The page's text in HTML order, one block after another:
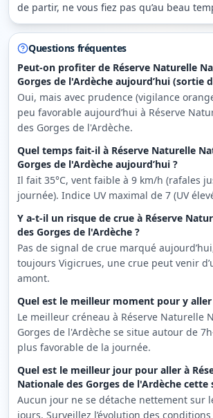
de partir, ne vous fiez pas qu’au beau
Questions fréquentes
Peut-on profiter de Réserve Naturelle
Gorges de l'Ardèche aujourd’hui (sortie
Oui, mais avec prudence (vigilance
peu favorable aujourd’hui à Réserve
des Gorges de l'Ardèche.
Quel temps fait-il à Réserve Naturelle
Gorges de l'Ardèche aujourd’hui ?
Il fait 35°C, vent faible à 9 km/h (rafales
journée). Indice UV maximal de 7 (UV
Y a-t-il un risque de crue à Réserve
des Gorges de l'Ardèche ?
Pas de signal de crue marqué
toujours Vigicrues, une crue peut venir
amont.
Quel est le meilleur moment pour y aller
Le meilleur créneau à Réserve Naturelle
Gorges de l'Ardèche se situe autour de
plus favorable de la journée.
Quel est le meilleur jour pour aller à
Nationale des Gorges de l'Ardèche cette
Aucun jour ne se détache nettement sur
jours. Surveillez l’évolution des